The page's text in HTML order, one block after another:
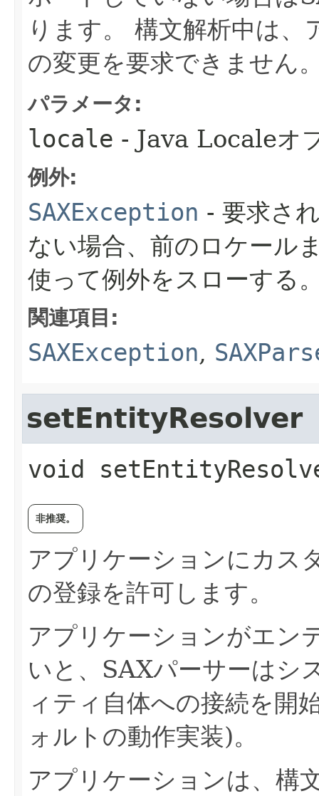
ります。
構文解析中は、
の変更を要求できません
パラメータ:
locale - Java Localeオ
例外:
SAXException - 要求さ
ない場合、前のロケール
使って例外をスローする
関連項目:
SAXException,
setEntityResolver
void
非推奨。
アプリケーションにカス
の登録を許可します。
アプリケーションがエン
いと、SAXパーサーはシ
ィティ自体への接続を
ォルトの動作実装)。
アプリケーションは、構